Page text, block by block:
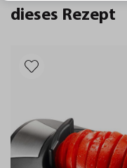
dieses Rezept